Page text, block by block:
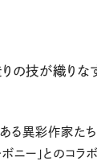
りの技が織りな
る異彩作家た
ニー」とのコ